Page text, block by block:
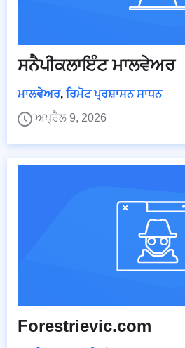
ਸਨੈਪੀਕਲਾਇੰਟ ਮਾਲਵੇਅਰ
ਮਾਲਵੇਅਰ, ਰਿਮੋਟ ਪ੍ਰਸ਼ਾਸਨ ਸਾਧਨ
ਅਪ੍ਰੈਲ 9, 2026
Forestrievic.com